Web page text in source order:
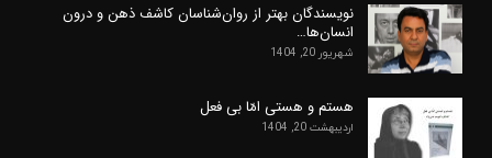
نویسندگان بهتر از روان‌شناسان کاشف ذهن و درون
انسان‌ها…
شهریور 20, 1404
هستم و هستی امّا بی فعل
اردیبهشت 20, 1404